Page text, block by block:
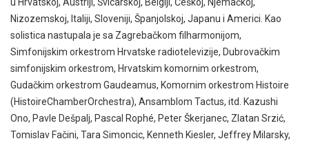
Nizozemskoj, Italiji, Sloveniji, Španjolskoj, Japanu i Americi. Kao
solistica nastupala je sa Zagrebačkom filharmonijom,
Simfonijskim orkestrom Hrvatske radiotelevizije, Dubrovačkim
simfonijskim orkestrom, Hrvatskim komornim orkestrom,
Gudačkim orkestrom Gaudeamus, Komornim orkestrom Histoire
(HistoireChamberOrchestra), Ansamblom Tactus, itd. Kazushi
Ono, Pavle Dešpalj, Pascal Rophé, Peter Škerjanec, Zlatan Srzić,
Tomislav Fačini, Tara Simoncic, Kenneth Kiesler, Jeffrey Milarsky,